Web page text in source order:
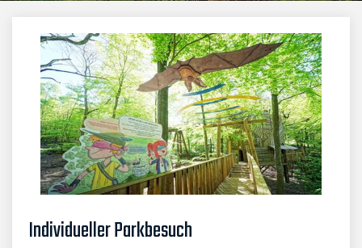
Individueller Parkbesuch